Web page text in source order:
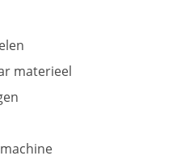
materieel